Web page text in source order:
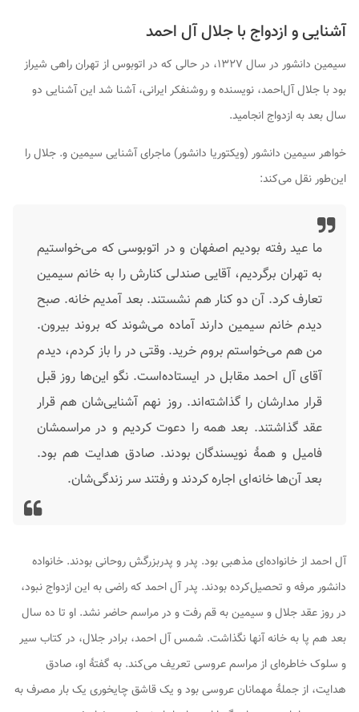
آشنایی و ازدواج با جلال آل احمد
سیمین دانشور در سال ۱۳۲۷، در حالی که در اتوبوس از تهران راهی شیراز
بود با جلال آل‌احمد، نویسنده و روشنفکر ایرانی، آشنا شد این آشنایی دو
سال بعد به ازدواج انجامید.
خواهر سیمین دانشور (ویکتوریا دانشور) ماجرای آشنایی سیمین و. جلال را
این‌طور نقل می‌کند:
ما عید رفته بودیم اصفهان و در اتوبوسی که می‌خواستیم
به تهران برگردیم، آقایی صندلی کنارش را به خانم سیمین
تعارف کرد. آن دو کنار هم نشستند. بعد آمدیم خانه. صبح
دیدم خانم سیمین دارند آماده می‌شوند که بروند بیرون.
من هم می‌خواستم بروم خرید. وقتی در را باز کردم، دیدم
آقای آل احمد مقابل در ایستاده‌است. نگو این‌ها روز قبل
قرار مدارشان را گذاشته‌اند. روز نهم آشنایی‌شان هم قرار
عقد گذاشتند. بعد همه را دعوت کردیم و در مراسمشان
فامیل و همهٔ نویسندگان بودند. صادق هدایت هم بود.
بعد آن‌ها خانه‌ای اجاره کردند و رفتند سر زندگی‌شان.
آل احمد از خانواده‌ای مذهبی بود. پدر و پدربزرگش روحانی بودند. خانواده
دانشور مرفه و تحصیل‌کرده بودند. پدر آل احمد که راضی به این ازدواج نبود،
در روز عقد جلال و سیمین به قم رفت و در مراسم حاضر نشد. او تا ده سال
بعد هم پا به خانه آنها نگذاشت. شمس آل احمد، برادر جلال، در کتاب سیر
و سلوکخاطره‌ای از مراسم عروسی تعریف می‌کند. به گفتهٔ او، صادق
هدایت، از جملهٔ مهمانان عروسی بود و یک قاشق چایخوری یک بار مصرف به